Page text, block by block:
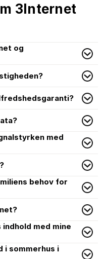
3Internet
og
med
behov for
med mine
i sommerhus i